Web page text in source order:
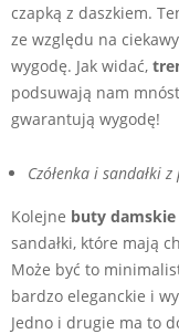
czapką z daszkiem.
ze względu na
wygodę. Jak widać,
podsuwają nam
gwarantują wygodę!
Czółenka i sandałki
Kolejne buty
sandałki, które mają
Może być to
bardzo eleganckie i
Jedno i drugie ma to